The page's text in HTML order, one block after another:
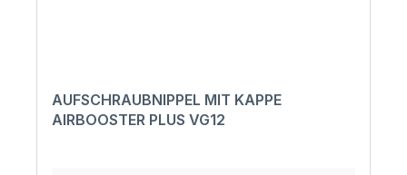
AUFSCHRAUBNIPPEL MIT KAPPE
AIRBOOSTER PLUS VG12